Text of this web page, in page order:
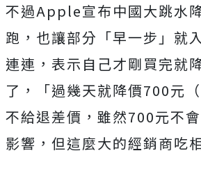
不過Apple宣布中國大跳水
跑，也讓部分「早一步」就
連連，表示自己才剛買完就
了，「過幾天就降價700元
不給退差價，雖然700元不
影響，但這麼大的經銷商吃